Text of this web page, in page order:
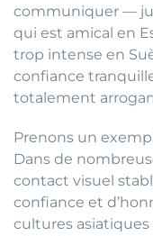
communiquer —
qui est amical en
trop intense en
confiance
totalement
Prenons un
Dans de
contact visuel
confiance et
cultures